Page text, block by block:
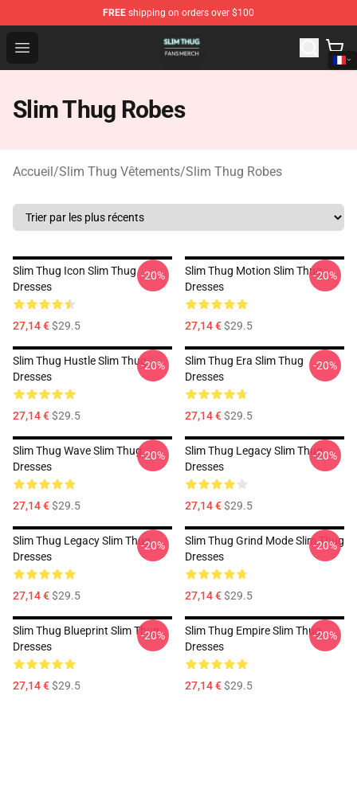
FREE shipping on orders over $100
Open menu
Slim Thug Shop - Official Slim Thug Merchandise Store
Slim Thug Robes
Accueil/Slim Thug Vêtements/Slim Thug Robes
Slim Thug Icon Slim Thug
Dresses
27,14 €$29.5
-20%
Slim Thug Motion Slim Thug
Dresses
27,14 €$29.5
-20%
Slim Thug Hustle Slim Thug
Dresses
27,14 €$29.5
-20%
Slim Thug Era Slim Thug
Dresses
27,14 €$29.5
-20%
Slim Thug Wave Slim Thug
Dresses
27,14 €$29.5
-20%
Slim Thug Legacy Slim Thug
Dresses
27,14 €$29.5
-20%
Slim Thug Legacy Slim Thug
Dresses
27,14 €$29.5
-20%
Slim Thug Grind Mode Slim Thug
Dresses
27,14 €$29.5
-20%
Slim Thug Blueprint Slim Thug
Dresses
27,14 €$29.5
-20%
Slim Thug Empire Slim Thug
Dresses
27,14 €$29.5
-20%